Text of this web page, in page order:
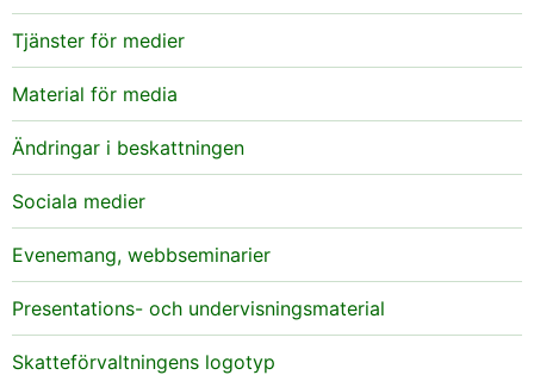
Tjänster för medier
Material för media
Ändringar i beskattningen
Sociala medier
Evenemang, webbseminarier
Presentations- och undervisningsmaterial
Skatteförvaltningens logotyp